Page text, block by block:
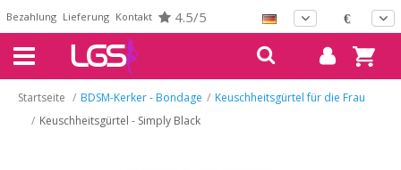
Bezahlung Lieferung Kontakt 4.5/5 €
Startseite / BDSM-Kerker - Bondage / Keuschheitsgürtel für die Frau
/ Keuschheitsgürtel - Simply Black